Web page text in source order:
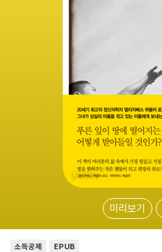
미리보기
소득공제 EPUB